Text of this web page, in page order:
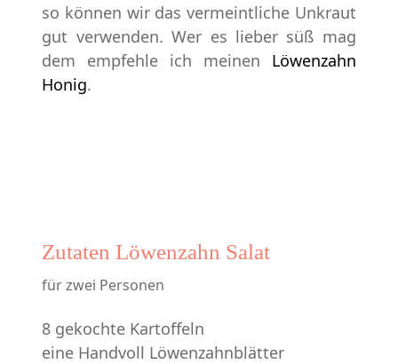
so können wir das vermeintliche Unkraut
gut verwenden. Wer es lieber süß mag
dem empfehle ich meinen Löwenzahn
Honig.
Zutaten Löwenzahn Salat
für zwei Personen
8 gekochte Kartoffeln
eine Handvoll Löwenzahnblätter